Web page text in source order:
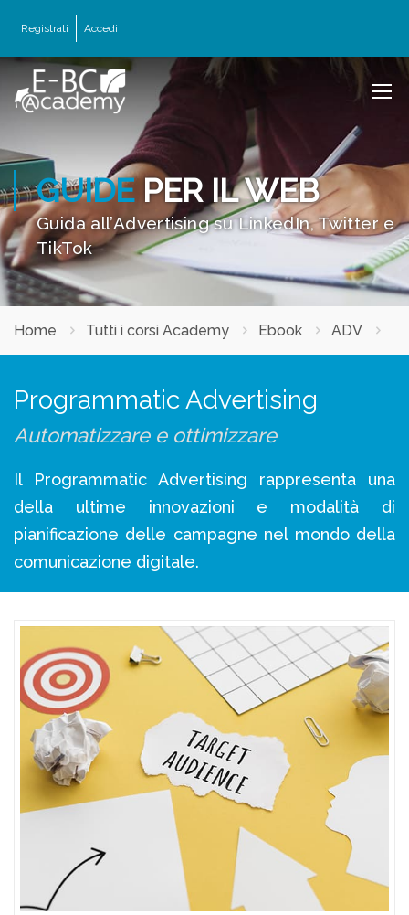
Registrati Accedi
GUIDEPER IL WEB
Guida all’Advertising su LinkedIn, Twitter e
TikTok
Home Tutti i corsi Academy Ebook ADV
Programmatic Advertising
Automatizzare e ottimizzare
Il Programmatic Advertising rappresenta una
della ultime innovazioni e modalità di
pianificazione delle campagne nel mondo della
comunicazione digitale.